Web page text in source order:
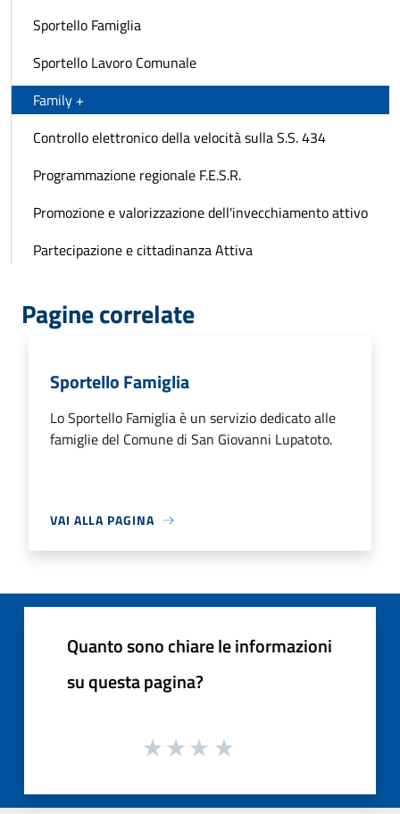
Sportello Famiglia
Sportello Lavoro Comunale
Family +
Controllo elettronico della velocità sulla S.S. 434
Programmazione regionale F.E.S.R.
Promozione e valorizzazione dell'invecchiamento attivo
Partecipazione e cittadinanza Attiva
Pagine correlate
Sportello Famiglia
Lo Sportello Famiglia è un servizio dedicato alle
famiglie del Comune di San Giovanni Lupatoto.
VAI ALLA PAGINA
Quanto sono chiare le informazioni
su questa pagina?